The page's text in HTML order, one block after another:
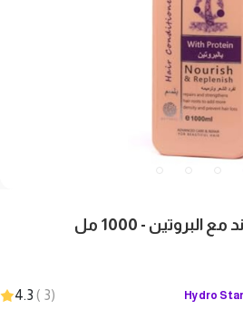
- 1000 مل
Hydro
(
3
)
4.3